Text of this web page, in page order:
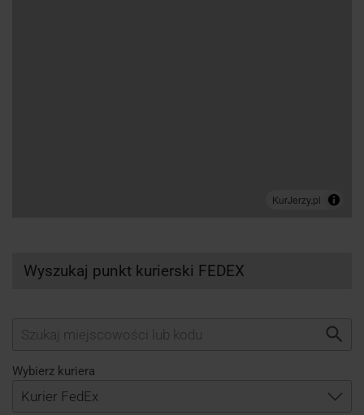
Wyszukaj punkt kurierski FEDEX
Wybierz kuriera